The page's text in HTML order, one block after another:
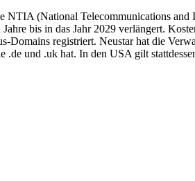
(National Telecommunications
bis in das Jahr 2029 verlängert.
registriert. Neustar hat die
und .uk hat. In den USA gilt